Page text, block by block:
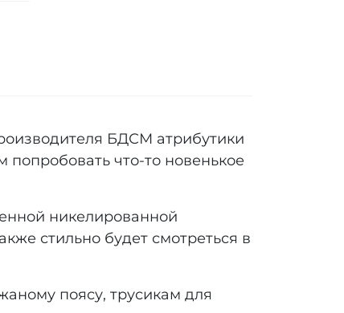
БДСМ атрибутики
что-то новенькое
никелированной
стильно будет смотреться в
поясу, трусикам для